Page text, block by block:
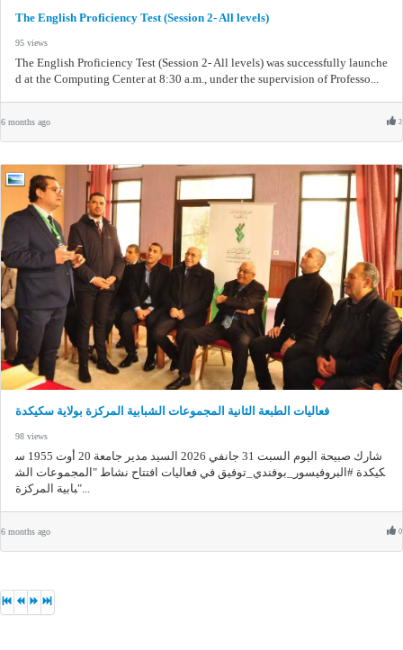
The English Proficiency Test (Session 2- All levels)
95 views
The English Proficiency Test (Session 2- All levels) was successfully launche
d at the Computing Center at 8:30 a.m., under the supervision of Professo...
6 months ago 2
فعاليات الطبعة الثانية المجموعات الشبابية المركزة بولاية سكيكدة
98 views
شارك صبيحة اليوم السبت 31 جانفي 2026 السيد مدير جامعة 20 أوت 1955 س
كيكدة #البروفيسور_بوفندي_توفيق في فعاليات افتتاح نشاط "المجموعات الش
بابية المركزة"...
6 months ago 0